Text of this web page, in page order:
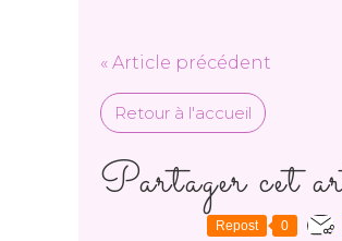
« Article précédent
Retour à l'accueil
Partager cet
Repost 0